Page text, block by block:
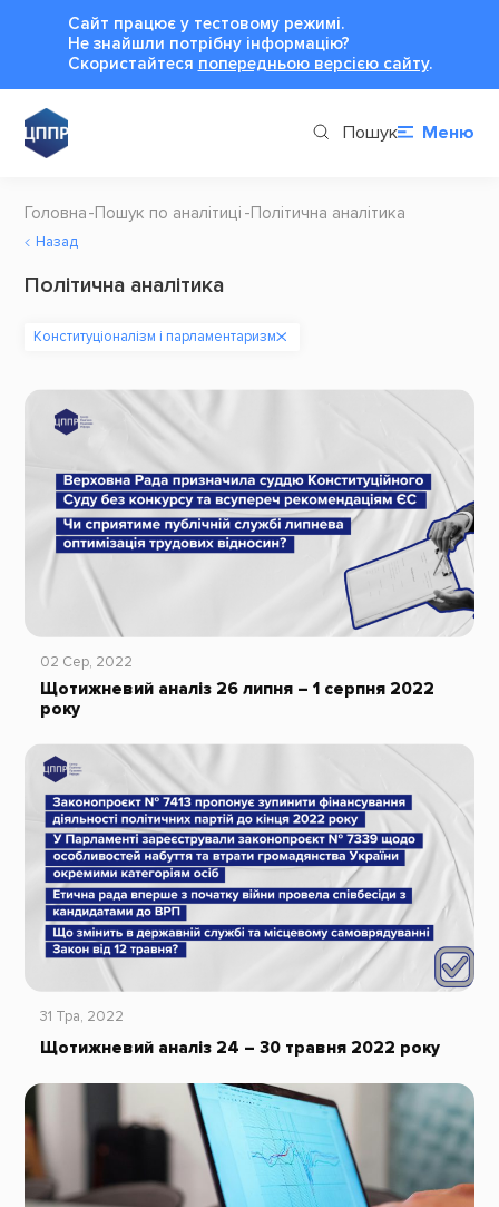
Сайт працює у тестовому режимі.
Не знайшли потрібну інформацію?
Cкористайтеся попередньою версією сайту.
Пошук Меню
Головна Пошук по аналітиці Політична аналітика
Назад
Політична аналітика
Конституціоналізм і парламентаризм
02 Сер, 2022
Щотижневий аналіз 26 липня – 1 серпня 2022
рокy
31 Тра, 2022
Щотижневий аналіз 24 – 30 травня 2022 рокy